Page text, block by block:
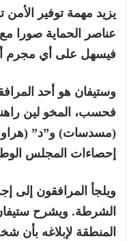
يزيد مهمة توفير الأمن
عناصر الحماية صورا
فيسهل على أي مجرم
فحسب، المخو لين
(مسدسات) و”د”
إحصاءات المجلس
ويلجأ المرافقون إلى
الشرطة. ويشرح
المنطقة لإبلاغه بأن